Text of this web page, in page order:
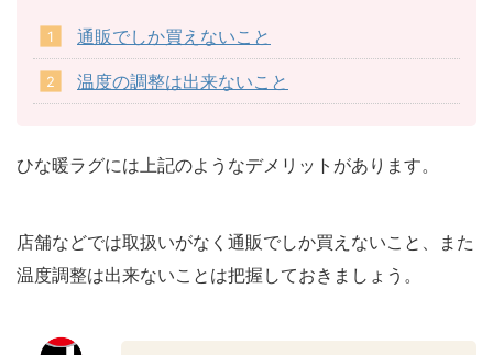
通販でしか買えないこと
温度の調整は出来ないこと
ひな暖ラグには上記のようなデメリットがあります。
店舗などでは取扱いがなく通販でしか買えないこと、また
温度調整は出来ないことは把握しておきましょう。